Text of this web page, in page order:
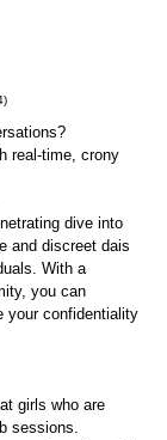
)
real-time, crony
dive into
and discreet dais
With a
you can
your confidentiality
girls who are
sessions.